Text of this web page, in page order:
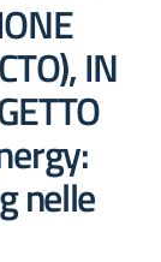
IN
nelle